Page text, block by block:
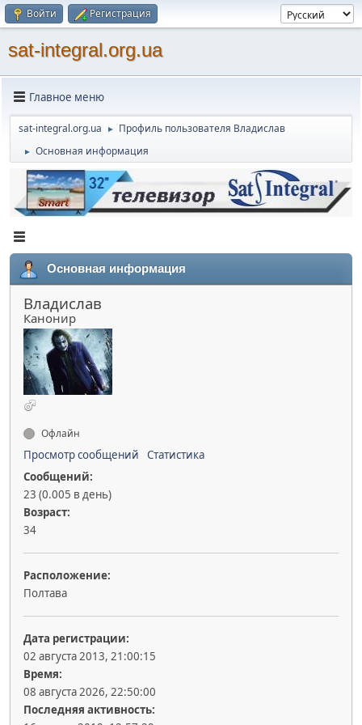
Войти Регистрация
sat-integral.org.ua
Главное меню
sat-integral.org.ua ► Профиль пользователя Владислав
► Основная информация
Основная информация
Владислав
Канонир
Офлайн
Просмотр сообщений
Статистика
Сообщений:
23 (0.005 в день)
Возраст:
34
Расположение:
Полтава
Дата регистрации:
02 августа 2013, 21:00:15
Время:
08 августа 2026, 22:50:00
Последняя активность: